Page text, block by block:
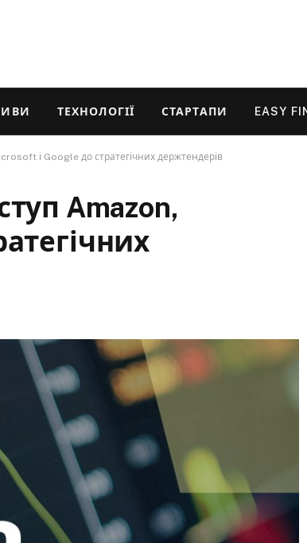
ТЕХНОЛОГІЇ СТАРТАПИ EASY
і Google до стратегічних держтендерів
Amazon,